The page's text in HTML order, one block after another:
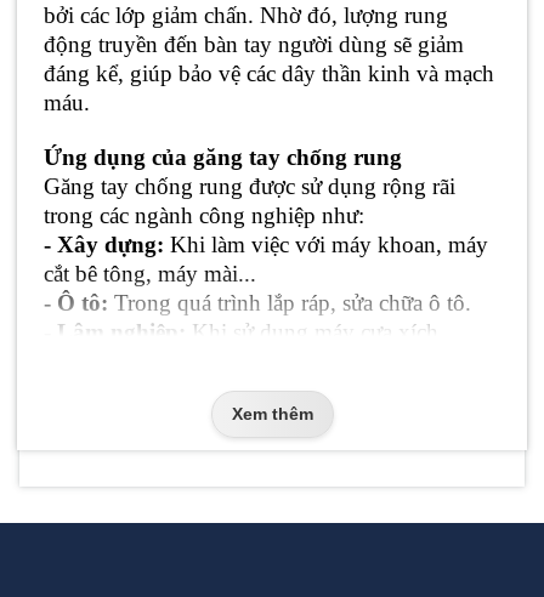
bởi các lớp giảm chấn. Nhờ đó, lượng rung
động truyền đến bàn tay người dùng sẽ giảm
đáng kể, giúp bảo vệ các dây thần kinh và mạch
máu.
Ứng dụng của găng tay chống rung
Găng tay chống rung được sử dụng rộng rãi
trong các ngành công nghiệp như:
- Xây dựng: Khi làm việc với máy khoan, máy
cắt bê tông, máy mài...
- Ô tô: Trong quá trình lắp ráp, sửa chữa ô tô.
- Lâm nghiệp: Khi sử dụng máy cưa xích.
- Và nhiều ngành khác...
Xem thêm